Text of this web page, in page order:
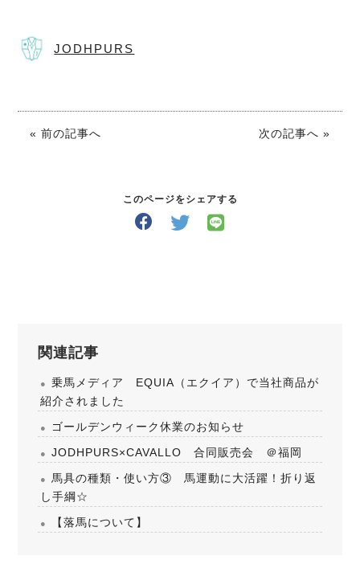
JODHPURS
« 前の記事へ 次の記事へ »
このページをシェアする
関連記事
乗馬メディア EQUIA（エクイア）で当社商品が
紹介されました
ゴールデンウィーク休業のお知らせ
JODHPURS×CAVALLO 合同販売会 ＠福岡
馬具の種類・使い方③ 馬運動に大活躍！折り返
し手綱☆
【落馬について】